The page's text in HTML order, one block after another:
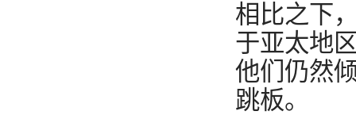
相比之下
于亚太地
他们仍然
跳板。